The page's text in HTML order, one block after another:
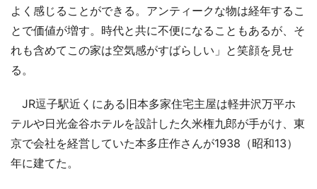
よく感じることができる。アンティークな物は経年するこ
とで価値が増す。時代と共に不便になることもあるが、そ
れも含めてこの家は空気感がすばらしい」と笑顔を見せ
る。
JR逗子駅近くにある旧本多家住宅主屋は軽井沢万平ホ
テルや日光金谷ホテルを設計した久米権九郎が手がけ、東
京で会社を経営していた本多庄作さんが1938（昭和13）
年に建てた。